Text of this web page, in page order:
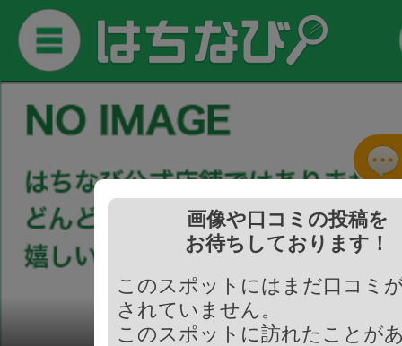
画像や口コミの投稿を
お待ちしております！
このスポットにはまだ口コミ
されていません。
このスポットに訪れたことが